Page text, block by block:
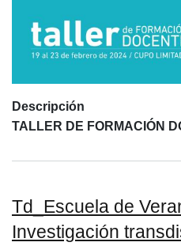
Descripción
TALLER DE FORMACIÓN
Td_Escuela de
Investigación